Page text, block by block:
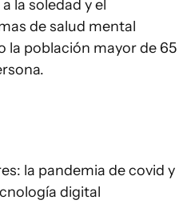
la soledad y el
de salud mental
la población mayor de 65
la pandemia de covid y
digital